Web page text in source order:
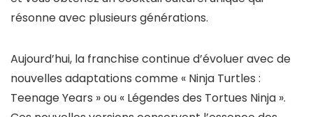
résonne avec plusieurs générations.
Aujourd’hui, la franchise continue d’évoluer avec de
nouvelles adaptations comme « Ninja Turtles :
Teenage Years » ou « Légendes des Tortues Ninja ».